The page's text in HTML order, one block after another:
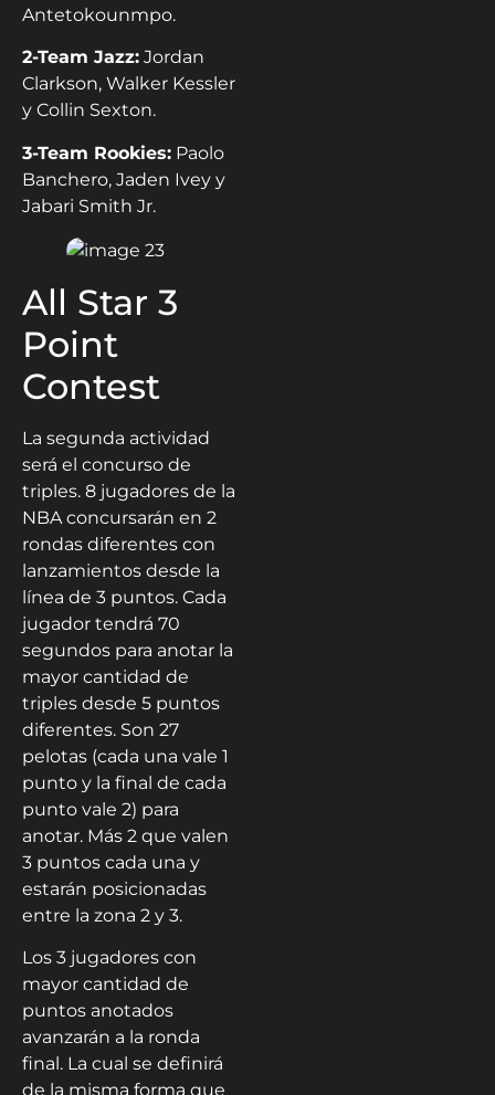
Antetokounmpo.
2-Team Jazz: Jordan
Clarkson, Walker Kessler
y Collin Sexton.
3-Team Rookies: Paolo
Banchero, Jaden Ivey y
Jabari Smith Jr.
All Star 3
Point
Contest
La segunda actividad
será el concurso de
triples. 8 jugadores de la
NBA concursarán en 2
rondas diferentes con
lanzamientos desde la
línea de 3 puntos. Cada
jugador tendrá 70
segundos para anotar la
mayor cantidad de
triples desde 5 puntos
diferentes. Son 27
pelotas (cada una vale 1
punto y la final de cada
punto vale 2) para
anotar. Más 2 que valen
3 puntos cada una y
estarán posicionadas
entre la zona 2 y 3.
Los 3 jugadores con
mayor cantidad de
puntos anotados
avanzarán a la ronda
final. La cual se definirá
de la misma forma que